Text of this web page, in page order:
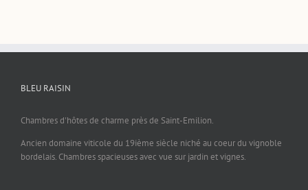
BLEU RAISIN
Chambres d'hôtes de charme près de Saint-Emilion.
Ancien domaine viticole du 19ième siècle niché au coeur du vignoble
bordelais. Chambres spacieuses avec vue sur jardin et vignes.